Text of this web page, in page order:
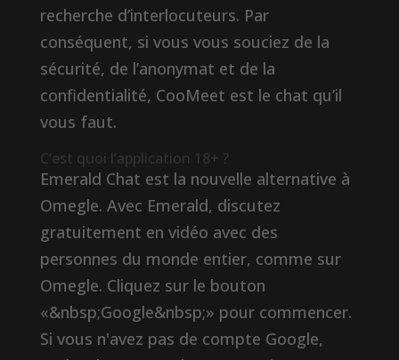
recherche d’interlocuteurs. Par
conséquent, si vous vous souciez de la
sécurité, de l’anonymat et de la
confidentialité, CooMeet est le chat qu’il
vous faut.
C’est quoi l’application 18+ ?
Emerald Chat est la nouvelle alternative à
Omegle. Avec Emerald, discutez
gratuitement en vidéo avec des
personnes du monde entier, comme sur
Omegle. Cliquez sur le bouton
«&nbsp;Google&nbsp;» pour commencer.
Si vous n'avez pas de compte Google,